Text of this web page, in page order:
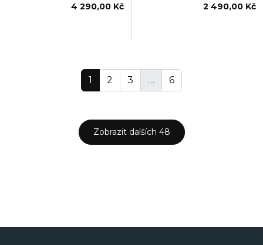
4 290,00 Kč 2 490,00 Kč
1 2 3 … 6
Zobrazit dalších 48